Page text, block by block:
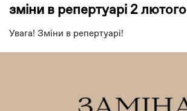
зміни в репертуарі 2 лютого
Увага! Зміни в репертуарі!